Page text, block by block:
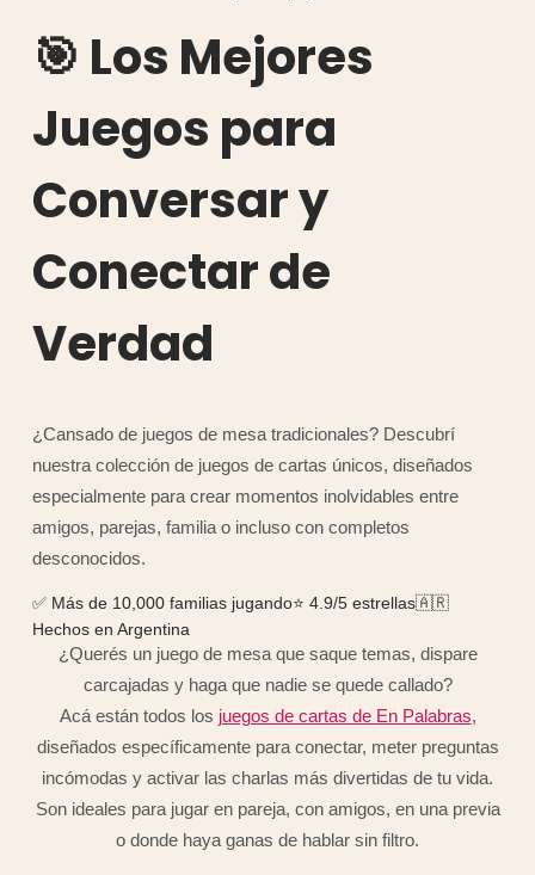
🎯 Los Mejores
Juegos para
Conversar y
Conectar de
Verdad
¿Cansado de juegos de mesa tradicionales? Descubrí
nuestra colección de juegos de cartas únicos, diseñados
especialmente para crear momentos inolvidables entre
amigos, parejas, familia o incluso con completos
desconocidos.
✅ Más de 10,000 familias jugando⭐ 4.9/5 estrellas🇦🇷
Hechos en Argentina
¿Querés un juego de mesa que saque temas, dispare
carcajadas y haga que nadie se quede callado?
Acá están todos los juegos de cartas de En Palabras,
diseñados específicamente para conectar, meter preguntas
incómodas y activar las charlas más divertidas de tu vida.
Son ideales para jugar en pareja, con amigos, en una previa
o donde haya ganas de hablar sin filtro.